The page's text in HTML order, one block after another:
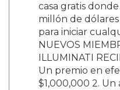
casa gratis
millón de
para iniciar
NUEVOS
ILLUMINATI
Un premio en
$1,000,000 2.